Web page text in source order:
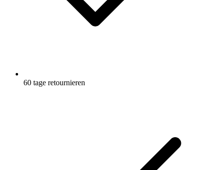
60 tage retournieren